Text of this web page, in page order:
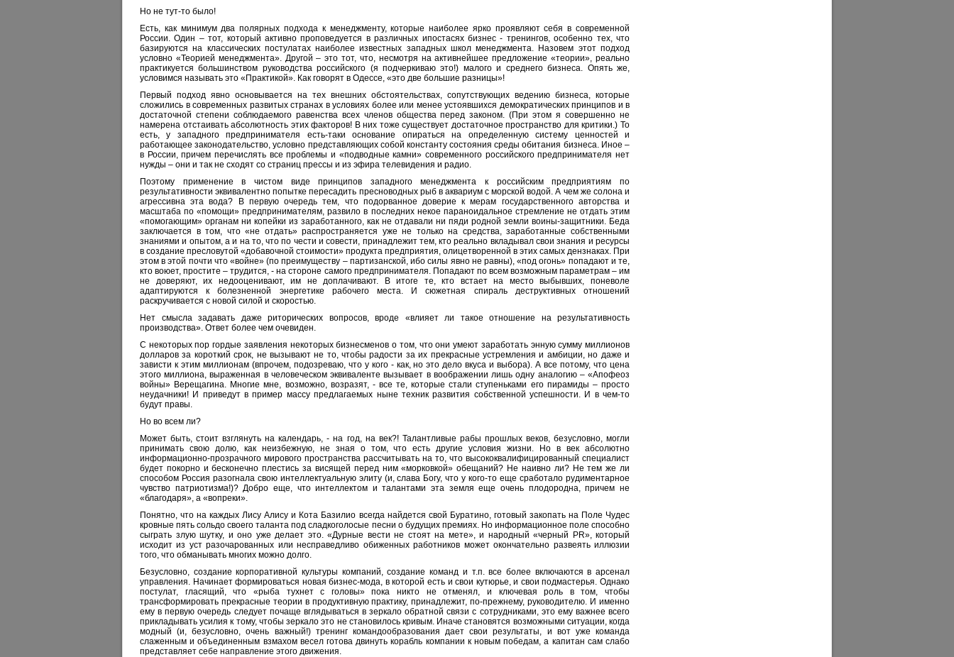
Но не тут-то было!
Есть, как минимум два полярных подхода к менеджменту, которые наиболее ярко проявляют себя в современной
России. Один – тот, который активно проповедуется в различных ипостасях бизнес - тренингов, особенно тех, что
базируются на классических постулатах наиболее известных западных школ менеджмента. Назовем этот подход
условно «Теорией менеджмента». Другой – это тот, что, несмотря на активнейшее предложение «теории», реально
практикуется большинством руководства российского (я подчеркиваю это!) малого и среднего бизнеса. Опять же,
условимся называть это «Практикой». Как говорят в Одессе, «это две большие разницы»!
Первый подход явно основывается на тех внешних обстоятельствах, сопутствующих ведению бизнеса, которые
сложились в современных развитых странах в условиях более или менее устоявшихся демократических принципов и в
достаточной степени соблюдаемого равенства всех членов общества перед законом. (При этом я совершенно не
намерена отстаивать абсолютность этих факторов! В них тоже существует достаточное пространство для критики.) То
есть, у западного предпринимателя есть-таки основание опираться на определенную систему ценностей и
работающее законодательство, условно представляющих собой константу состояния среды обитания бизнеса. Иное –
в России, причем перечислять все проблемы и «подводные камни» современного российского предпринимателя нет
нужды – они и так не сходят со страниц прессы и из эфира телевидения и радио.
Поэтому применение в чистом виде принципов западного менеджмента к российским предприятиям по
результативности эквивалентно попытке пересадить пресноводных рыб в аквариум с морской водой. А чем же солона и
агрессивна эта вода? В первую очередь тем, что подорванное доверие к мерам государственного авторства и
масштаба по «помощи» предпринимателям, развило в последних некое параноидальное стремление не отдать этим
«помогающим» органам ни копейки из заработанного, как не отдавали ни пяди родной земли воины-защитники. Беда
заключается в том, что «не отдать» распространяется уже не только на средства, заработанные собственными
знаниями и опытом, а и на то, что по чести и совести, принадлежит тем, кто реально вкладывал свои знания и ресурсы
в создание пресловутой «добавочной стоимости» продукта предприятия, олицетворенной в этих самых дензнаках. При
этом в этой почти что «войне» (по преимуществу – партизанской, ибо силы явно не равны), «под огонь» попадают и те,
кто воюет, простите – трудится, - на стороне самого предпринимателя. Попадают по всем возможным параметрам – им
не доверяют, их недооценивают, им не доплачивают. В итоге те, кто встает на место выбывших, поневоле
адаптируются к болезненной энергетике рабочего места. И сюжетная спираль деструктивных отношений
раскручивается с новой силой и скоростью.
Нет смысла задавать даже риторических вопросов, вроде «влияет ли такое отношение на результативность
производства». Ответ более чем очевиден.
С некоторых пор гордые заявления некоторых бизнесменов о том, что они умеют заработать энную сумму миллионов
долларов за короткий срок, не вызывают не то, чтобы радости за их прекрасные устремления и амбиции, но даже и
зависти к этим миллионам (впрочем, подозреваю, что у кого - как, но это дело вкуса и выбора). А все потому, что цена
этого миллиона, выраженная в человеческом эквиваленте вызывает в воображении лишь одну аналогию – «Апофеоз
войны» Верещагина. Многие мне, возможно, возразят, - все те, которые стали ступеньками его пирамиды – просто
неудачники! И приведут в пример массу предлагаемых ныне техник развития собственной успешности. И в чем-то
будут правы.
Но во всем ли?
Может быть, стоит взглянуть на календарь, - на год, на век?! Талантливые рабы прошлых веков, безусловно, могли
принимать свою долю, как неизбежную, не зная о том, что есть другие условия жизни. Но в век абсолютно
информационно-прозрачного мирового пространства рассчитывать на то, что высококвалифицированный специалист
будет покорно и бесконечно плестись за висящей перед ним «морковкой» обещаний? Не наивно ли? Не тем же ли
способом Россия разогнала свою интеллектуальную элиту (и, слава Богу, что у кого-то еще сработало рудиментарное
чувство патриотизма!)? Добро еще, что интеллектом и талантами эта земля еще очень плодородна, причем не
«благодаря», а «вопреки».
Понятно, что на каждых Лису Алису и Кота Базилио всегда найдется свой Буратино, готовый закопать на Поле Чудес
кровные пять сольдо своего таланта под сладкоголосые песни о будущих премиях. Но информационное поле способно
сыграть злую шутку, и оно уже делает это. «Дурные вести не стоят на мете», и народный «черный PR», который
исходит из уст разочарованных или несправедливо обиженных работников может окончательно развеять иллюзии
того, что обманывать многих можно долго.
Безусловно, создание корпоративной культуры компаний, создание команд и т.п. все более включаются в арсенал
управления. Начинает формироваться новая бизнес-мода, в которой есть и свои кутюрье, и свои подмастерья. Однако
постулат, гласящий, что «рыба тухнет с головы» пока никто не отменял, и ключевая роль в том, чтобы
трансформировать прекрасные теории в продуктивную практику, принадлежит, по-прежнему, руководителю. И именно
ему в первую очередь следует почаще вглядываться в зеркало обратной связи с сотрудниками, это ему важнее всего
прикладывать усилия к тому, чтобы зеркало это не становилось кривым. Иначе становятся возможными ситуации, когда
модный (и, безусловно, очень важный!) тренинг командообразования дает свои результаты, и вот уже команда
слаженным и объединенным взмахом весел готова двинуть корабль компании к новым победам, а капитан сам слабо
представляет себе направление этого движения.